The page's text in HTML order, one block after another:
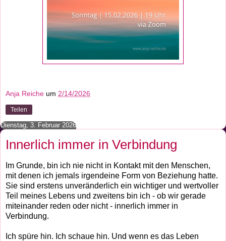
Anja Reiche um 2/14/2026
Teilen
Dienstag, 3. Februar 2026
Innerlich immer in Verbindung
Im Grunde, bin ich nie nicht in Kontakt mit den Menschen,
mit denen ich jemals irgendeine Form von Beziehung hatte.
Sie sind erstens unveränderlich ein wichtiger und wertvoller
Teil meines Lebens und zweitens bin ich - ob wir gerade
miteinander reden oder nicht - innerlich immer in
Verbindung.
Ich spüre hin. Ich schaue hin. Und wenn es das Leben